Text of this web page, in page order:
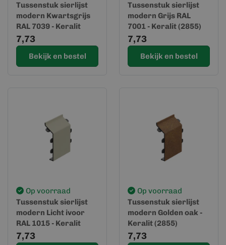
Tussenstuk sierlijst
modern Kwartsgrijs
RAL 7039 - Keralit
(2855)
7,73
Bekijk en bestel
Tussenstuk sierlijst
modern Grijs RAL
7001 - Keralit (2855)
7,73
Bekijk en bestel
Op voorraad
Tussenstuk sierlijst
modern Licht ivoor
RAL 1015 - Keralit
(2855)
7,73
Op voorraad
Tussenstuk sierlijst
modern Golden oak -
Keralit (2855)
7,73